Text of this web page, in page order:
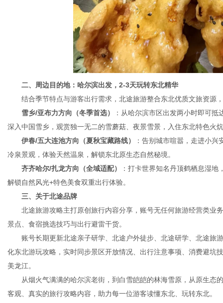
二、周边目的地：哈尔滨出发，2-3天玩转东北精华
结合季节特点与游客出行需求，北途旅游整合东北优质文旅资源
雪乡/亚布力方向（冬季首选）
：从哈尔滨市区出发两小时即可
深入中国雪乡，观赏独一无二的雪蘑菇、夜景雪景，入住东北特色火
伊春/五大连池方向（夏秋宝藏路线）
：告别城市喧嚣，走进小
冷泉景观，体验天然温泉，解锁东北原生态自然秘境。
齐齐哈尔/扎龙方向（全域适配）
：打卡世界知名丹顶鹤栖息湿
解锁自然风光+特色美食双重出行体验。
三、关于北途品牌
北途旅游攻略主打原创旅行内容分享，账号无任何旅游经营类业
景点、食宿挑选技巧与出行避雷干货。
账号长期更新北途亲子研学、北途户外徒步、北途研学、北途旅
化东北游玩攻略，实时同步景区开放情况、出行注意事项、消费避坑
美龙江。
从烟火气满满的哈尔滨老街，到白雪皑皑的林海雪原，从原生态
客观、真实的旅行攻略内容，助力每一位游客读懂东北、玩转东北。